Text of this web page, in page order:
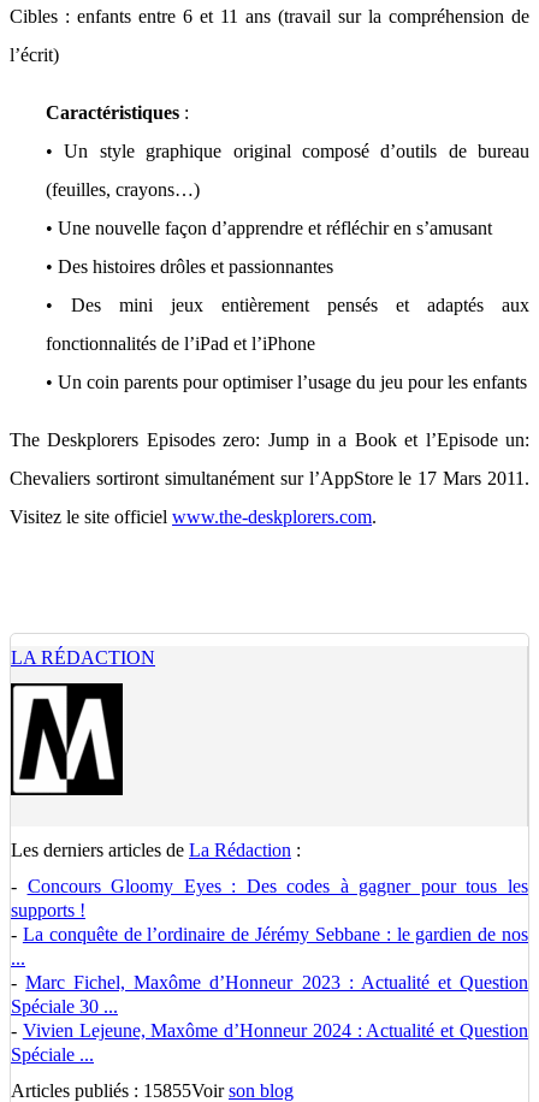
Cibles : enfants entre 6 et 11 ans (travail sur la compréhension de
l’écrit)
Caractéristiques :
• Un style graphique original composé d’outils de bureau
(feuilles, crayons…)
• Une nouvelle façon d’apprendre et réfléchir en s’amusant
• Des histoires drôles et passionnantes
• Des mini jeux entièrement pensés et adaptés aux
fonctionnalités de l’iPad et l’iPhone
• Un coin parents pour optimiser l’usage du jeu pour les enfants
The Deskplorers Episodes zero: Jump in a Book et l’Episode un:
Chevaliers sortiront simultanément sur l’AppStore le 17 Mars 2011.
Visitez le site officiel www.the-deskplorers.com.
LA RÉDACTION
Les derniers articles de La Rédaction :
- Concours Gloomy Eyes : Des codes à gagner pour tous les
supports !
- La conquête de l’ordinaire de Jérémy Sebbane : le gardien de nos
...
-Marc Fichel, Maxôme d’Honneur 2023 : Actualité et Question
Spéciale 30 ...
- Vivien Lejeune, Maxôme d’Honneur 2024 : Actualité et Question
Spéciale ...
Articles publiés : 15855Voirson blog